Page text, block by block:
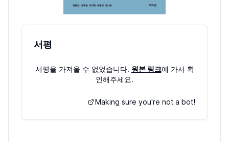
서평
서평을 가져올 수 없었습니다. 원본 링크에 가서 확
인해주세요.
Making sure you're not a bot!